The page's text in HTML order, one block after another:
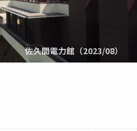
佐久間電力館（2023/08）